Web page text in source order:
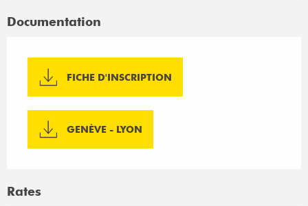
Documentation
FICHE D'INSCRIPTION
GENÈVE - LYON
Rates